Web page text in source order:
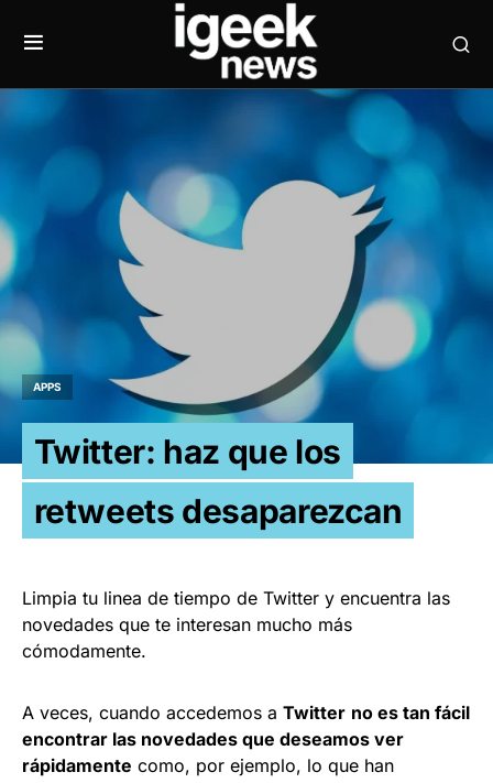
APPS
Twitter: haz que los
retweets desaparezcan
Limpia tu linea de tiempo de Twitter y encuentra las
novedades que te interesan mucho más
cómodamente.
A veces, cuando accedemos a Twitter no es tan fácil
encontrar las novedades que deseamos ver
rápidamente como, por ejemplo, lo que han